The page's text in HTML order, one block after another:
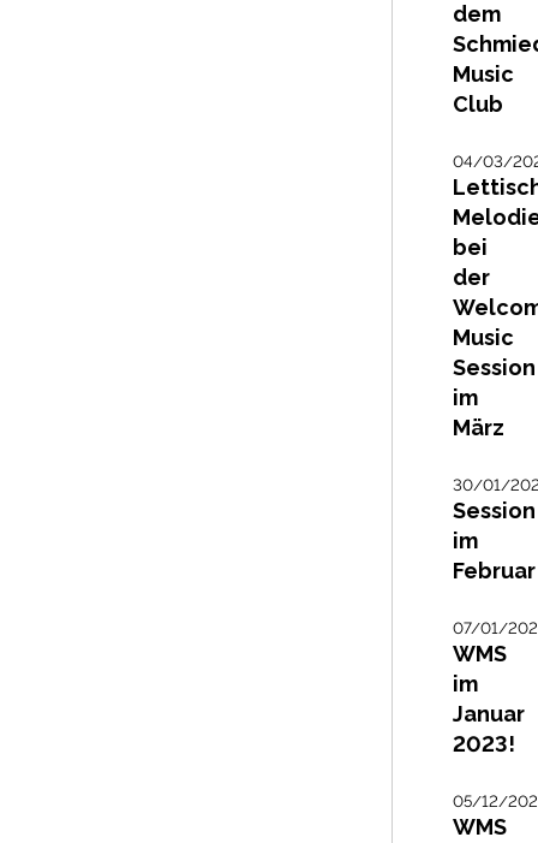
dem
Music
Club
04/03/
bei
der
Music
Session
im
März
30/01/
Session
im
07/01/
WMS
im
Januar
2023!
05/12/
WMS